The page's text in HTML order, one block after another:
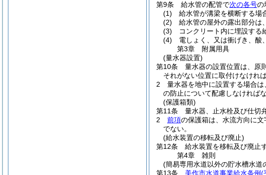
第9条
給水管の配管で次の各号の
(1)
給水管が溝梁を横断する場
(2)
給水管の屋外の露出部分は
(3)
コンクリート内に埋設する
(4)
電しょく、又は衝げき、酸
第3章
附属用具
(量水器設置)
第10条
量水器の設置位置は、原
それがない位置に取付けなけれ
2
量水器を地中に設置する場合
の防止について配慮しなければな
(保護箱類)
第11条
量水器、止水栓及び仕切
2
前項の保護箱は、水流方向に文
でない。
(給水装置の移転及び廃止)
第12条
給水装置を移転及び廃止
第4章
雑則
(簡易専用水道以外の貯水槽水道
第13条
美作市水道事業給水条例(